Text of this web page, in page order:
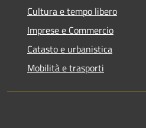
Cultura e tempo libero
Imprese e Commercio
Catasto e urbanistica
Mobilità e trasporti